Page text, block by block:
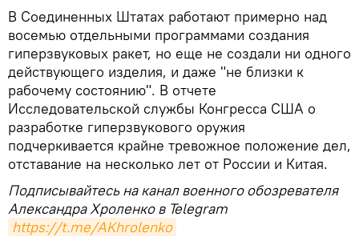
В Соединенных Штатах работают примерно над
восемью отдельными программами создания
гиперзвуковых ракет, но еще не создали ни одного
действующего изделия, и даже "не близки к
рабочему состоянию". В отчете
Исследовательской службы Конгресса США о
разработке гиперзвукового оружия
подчеркивается крайне тревожное положение дел,
отставание на несколько лет от России и Китая.
Подписывайтесь на канал военного обозревателя
Александра Хроленко в Telegram
https://t.me/AKhrolenko